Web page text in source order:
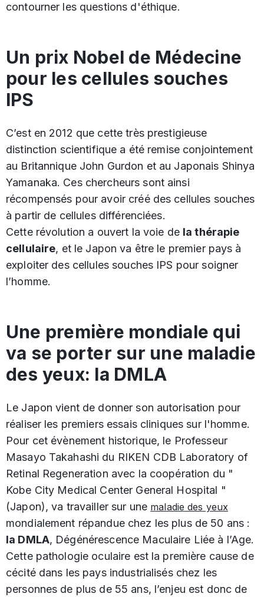
contourner les questions d'éthique.
Un prix Nobel de Médecine
pour les cellules souches
IPS
C’est en 2012 que cette très prestigieuse
distinction scientifique a été remise conjointement
au Britannique John Gurdon et au Japonais Shinya
Yamanaka. Ces chercheurs sont ainsi
récompensés pour avoir créé des cellules souches
à partir de cellules différenciées.
Cette révolution a ouvert la voie de la thérapie
cellulaire, et le Japon va être le premier pays à
exploiter des cellules souches IPS pour soigner
l’homme.
Une première mondiale qui
va se porter sur une maladie
des yeux: la DMLA
Le Japon vient de donner son autorisation pour
réaliser les premiers essais cliniques sur l'homme.
Pour cet évènement historique, le Professeur
Masayo Takahashi du RIKEN CDB Laboratory of
Retinal Regeneration avec la coopération du "
Kobe City Medical Center General Hospital "
(Japon), va travailler sur une maladie des yeux
mondialement répandue chez les plus de 50 ans :
la DMLA, Dégénérescence Maculaire Liée à l’Age.
Cette pathologie oculaire est la première cause de
cécité dans les pays industrialisés chez les
personnes de plus de 55 ans, l’enjeu est donc de